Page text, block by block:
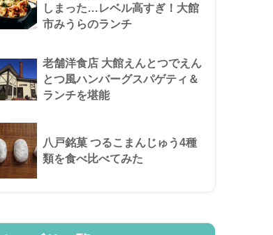
しまった…レベル高すぎ！大館
市みうらのランチ
老舗洋食店 大館えんとつでえん
とつ風ハンバーグスパゲティ＆
ランチを堪能
八戸銘菓 つるこまんじゅう4種
類を食べ比べてみた